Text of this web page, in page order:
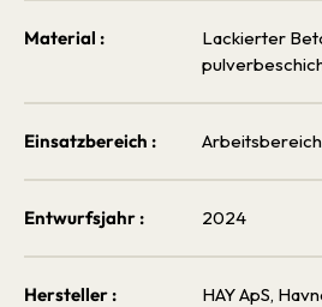
Material : Lackierter
Einsatzbereich : Arbeitsbereich
Entwurfsjahr : 2024
Hersteller : HAY ApS,